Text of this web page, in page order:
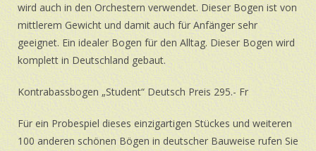
wird auch in den Orchestern verwendet. Dieser Bogen ist von
mittlerem Gewicht und damit auch für Anfänger sehr
geeignet. Ein idealer Bogen für den Alltag. Dieser Bogen wird
komplett in Deutschland gebaut.
Kontrabassbogen „Student“ Deutsch Preis 295.- Fr
Für ein Probespiel dieses einzigartigen Stückes und weiteren
100 anderen schönen Bögen in deutscher Bauweise rufen Sie